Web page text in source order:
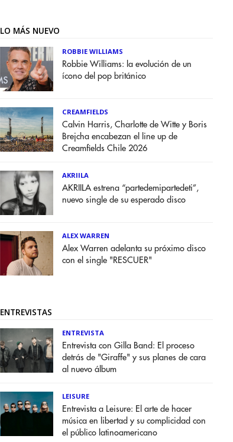
LO MÁS NUEVO
ROBBIE WILLIAMS
Robbie Williams: la evolución de un
ícono del pop británico
CREAMFIELDS
Calvin Harris, Charlotte de Witte y Boris
Brejcha encabezan el line up de
Creamfields Chile 2026
AKRIILA
AKRIILA estrena “partedemipartedeti”,
nuevo single de su esperado disco
ALEX WARREN
Alex Warren adelanta su próximo disco
con el single "RESCUER"
ENTREVISTAS
ENTREVISTA
Entrevista con Gilla Band: El proceso
detrás de "Giraffe" y sus planes de cara
al nuevo álbum
LEISURE
Entrevista a Leisure: El arte de hacer
música en libertad y su complicidad con
el público latinoamericano